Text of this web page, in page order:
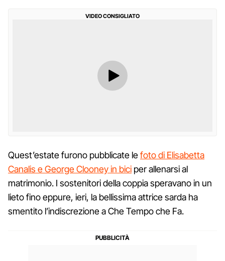
VIDEO CONSIGLIATO
Quest’estate furono pubblicate lefoto di Elisabetta
Canalis e George Clooney in bici per allenarsi al
matrimonio. I sostenitori della coppia speravano in un
lieto fino eppure, ieri, la bellissima attrice sarda ha
smentito l’indiscrezione a Che Tempo che Fa.